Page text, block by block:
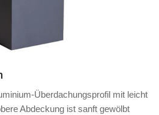
Überdachungsprofil mit leicht
Abdeckung ist sanft gewölbt